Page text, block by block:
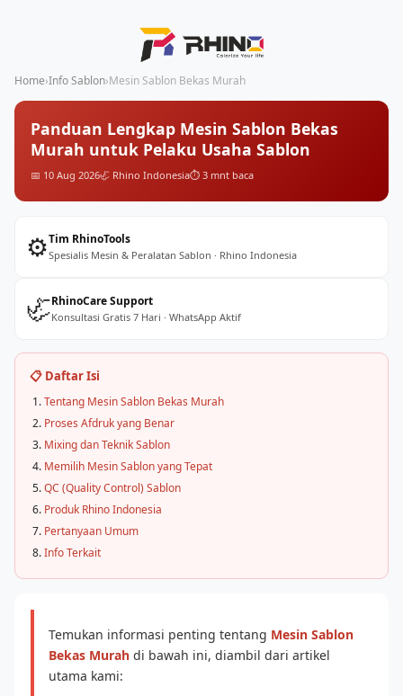
Home›Info Sablon›Mesin Sablon Bekas Murah
Panduan Lengkap Mesin Sablon Bekas
Murah untuk Pelaku Usaha Sablon
📅 10 Aug 2026🦏 Rhino Indonesia⏱️ 3 mnt baca
⚙️Tim RhinoTools
Spesialis Mesin & Peralatan Sablon · Rhino Indonesia
🦏RhinoCare Support
Konsultasi Gratis 7 Hari · WhatsApp Aktif
📋 Daftar Isi
Tentang Mesin Sablon Bekas Murah
Proses Afdruk yang Benar
Mixing dan Teknik Sablon
Memilih Mesin Sablon yang Tepat
QC (Quality Control) Sablon
Produk Rhino Indonesia
Pertanyaan Umum
Info Terkait
Temukan informasi penting tentang Mesin Sablon
Bekas Murah di bawah ini, diambil dari artikel
utama kami: